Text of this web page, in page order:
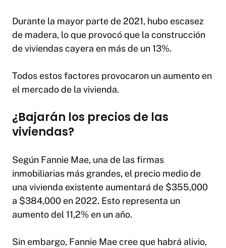
Durante la mayor parte de 2021, hubo escasez
de madera, lo que provocó que la construcción
de viviendas cayera en más de un 13%.
Todos estos factores provocaron un aumento en
el mercado de la vivienda.
¿Bajarán los precios de las
viviendas?
Según Fannie Mae, una de las firmas
inmobiliarias más grandes, el precio medio de
una vivienda existente aumentará de $355,000
a $384,000 en 2022. Esto representa un
aumento del 11,2% en un año.
Sin embargo, Fannie Mae cree que habrá alivio,